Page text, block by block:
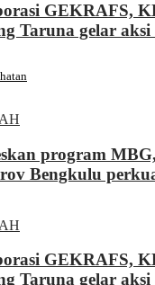
GEKRAFS,
Taruna gelar
program
Bengkulu
GEKRAFS,
Taruna gelar